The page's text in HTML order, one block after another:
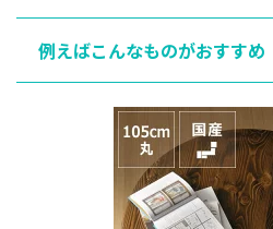
例えばこんなものがおすすめ